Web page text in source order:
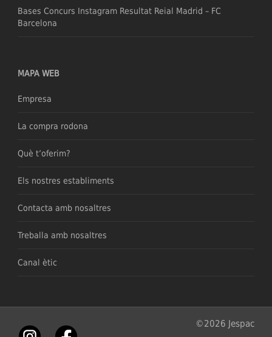
Bases Concurs Instagram Resultat Reial Madrid – FC
Barcelona
MAPA WEB
Empresa
La compra rodona
Què t’oferim?
Els nostres establiments
Contacta amb nosaltres
Treballa amb nosaltres
Canal ètic
©2026 Jespac